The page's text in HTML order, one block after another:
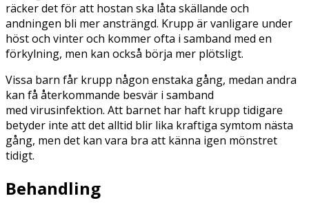
räcker det för att hostan ska låta skällande och
andningen bli mer ansträngd. Krupp är vanligare under
höst och vinter och kommer ofta i samband med en
förkylning, men kan också börja mer plötsligt.
Vissa barn får krupp någon enstaka gång, medan andra
kan få återkommande besvär i samband
med virusinfektion. Att barnet har haft krupp tidigare
betyder inte att det alltid blir lika kraftiga symtom nästa
gång, men det kan vara bra att känna igen mönstret
tidigt.
Behandling